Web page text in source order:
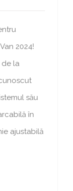
2024!
de la
său
în
ajustabilă